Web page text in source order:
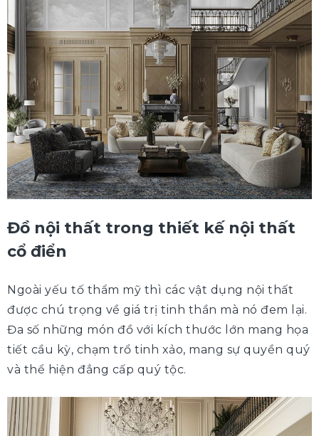
Đồ nội thất trong thiết kế nội thất
cổ điển
Ngoài yếu tố thẩm mỹ thì các vật dụng nội thất
được chú trọng về giá trị tinh thần mà nó đem lại.
Đa số những món đồ với kích thước lớn mang họa
tiết cầu kỳ, chạm trổ tinh xảo, mang sự quyền quý
và thể hiện đẳng cấp quý tộc.